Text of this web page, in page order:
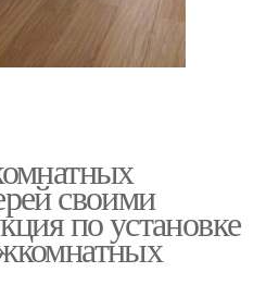
своими
по установке